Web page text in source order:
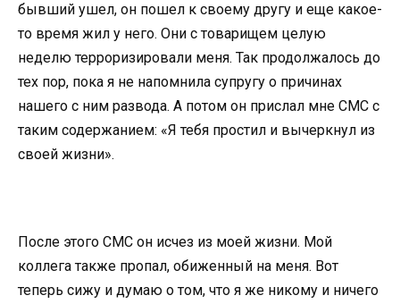
бывший ушел, он пошел к своему другу и еще какое-
то время жил у него. Они с товарищем целую
неделю терроризировали меня. Так продолжалось до
тех пор, пока я не напомнила супругу о причинах
нашего с ним развода. А потом он прислал мне СМС с
таким содержанием: «Я тебя простил и вычеркнул из
своей жизни».
После этого СМС он исчез из моей жизни. Мой
коллега также пропал, обиженный на меня. Вот
теперь сижу и думаю о том, что я же никому и ничего